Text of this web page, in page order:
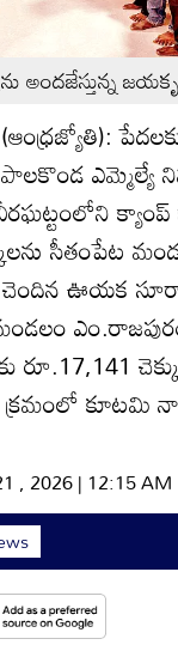
ఎమ్మెల్యే
సీతంపేట
ఊయక
రూ.17,141
కూటమి
, 2026 | 12:15 AM